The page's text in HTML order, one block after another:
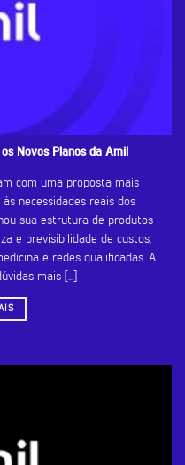
Novos Planos da Amil
com uma proposta mais
necessidades reais dos
sua estrutura de produtos
e previsibilidade de custos,
e redes qualificadas. A
mais [...]